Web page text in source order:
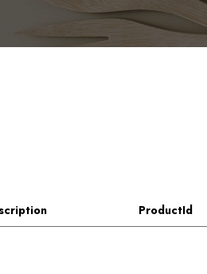
ProductId